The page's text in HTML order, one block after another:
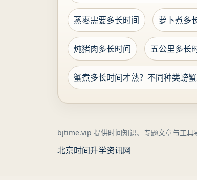
蒸枣需要多长时间 萝卜煮多
炖猪肉多长时间 五公里多长
蟹煮多长时间才熟？不同种类螃
bjtime.vip 提供时间知识、专题文章与工具
北京时间升学资讯网